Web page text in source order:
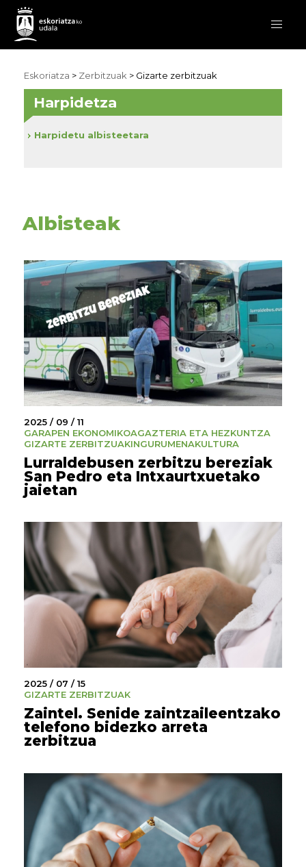
Eskoriatza > Zerbitzuak > Gizarte zerbitzuak
Albisteak
2025 / 09 / 11
GARAPEN EKONOMIKOAGAZTERIA ETA HEZKUNTZA
GIZARTE ZERBITZUAKINGURUMENAKULTURA
Lurraldebusen zerbitzu bereziak
San Pedro eta Intxaurtxuetako
jaietan
2025 / 07 / 15
GIZARTE ZERBITZUAK
Zaintel. Senide zaintzaileentzako
telefono bidezko arreta
zerbitzua
Harpidetza
Harpidetu albisteetara